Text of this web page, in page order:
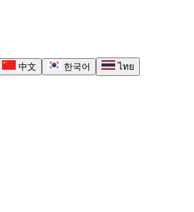
中文 한국어
ไทย